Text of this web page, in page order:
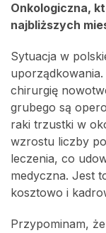
Onkologiczna,
najbliższych
Sytuacja w
chirurgię
grubego są
raki trzustki w
wzrostu liczby
leczenia, co
medyczna. Jest
kosztowo i
Przypominam,